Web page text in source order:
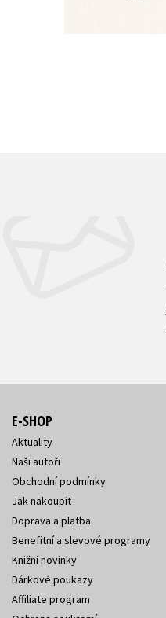
E-SHOP
Aktuality
Naši autoři
Obchodní podmínky
Jak nakoupit
Doprava a platba
Benefitní a slevové programy
Knižní novinky
Dárkové poukazy
Affiliate program